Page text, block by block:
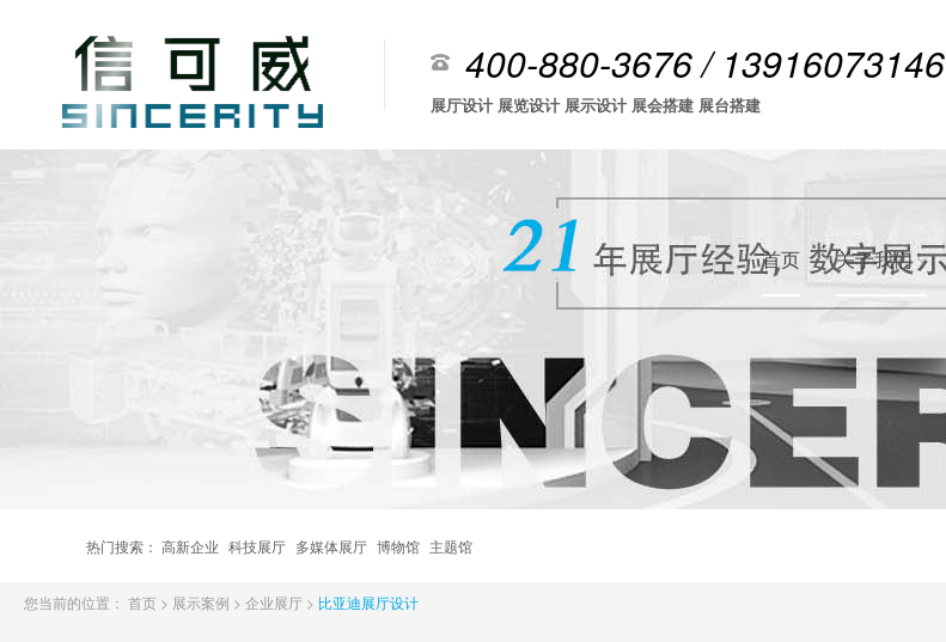
400-880-3676 / 13916073146
展厅设计 展览设计 展示设计 展会搭建 展台搭建
首页 关于我们
热门搜索： 高新企业 科技展厅 多媒体展厅 博物馆 主题馆
您当前的位置： 首页 > 展示案例 > 企业展厅 > 比亚迪展厅设计